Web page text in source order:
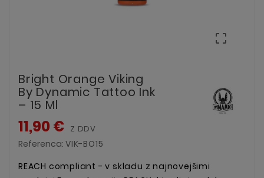

Bright Orange Viking
By Dynamic Tattoo Ink
– 15 Ml
11,90 € Z DDV
Referenca: VIK-BO15
REACH compliant - v skladu z najnovejšimi